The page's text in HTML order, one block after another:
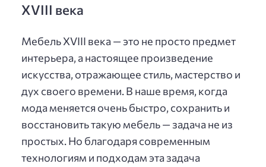
XVIII века
Мебель XVIII века — это не просто предмет
интерьера, а настоящее произведение
искусства, отражающее стиль, мастерство и
дух своего времени. В наше время, когда
мода меняется очень быстро, сохранить и
восстановить такую мебель — задача не из
простых. Но благодаря современным
технологиям и подходам эта задача